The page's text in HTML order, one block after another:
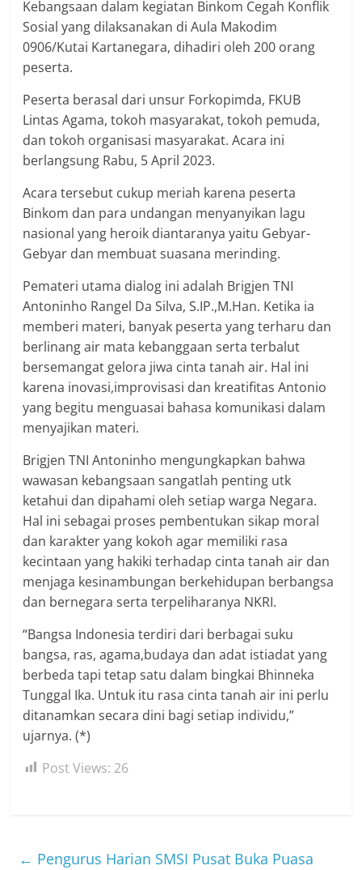
Kebangsaan dalam kegiatan Binkom Cegah Konflik
Sosial yang dilaksanakan di Aula Makodim
0906/Kutai Kartanegara, dihadiri oleh 200 orang
peserta.
Peserta berasal dari unsur Forkopimda, FKUB
Lintas Agama, tokoh masyarakat, tokoh pemuda,
dan tokoh organisasi masyarakat. Acara ini
berlangsung Rabu, 5 April 2023.
Acara tersebut cukup meriah karena peserta
Binkom dan para undangan menyanyikan lagu
nasional yang heroik diantaranya yaitu Gebyar-
Gebyar dan membuat suasana merinding.
Pemateri utama dialog ini adalah Brigjen TNI
Antoninho Rangel Da Silva, S.IP.,M.Han. Ketika ia
memberi materi, banyak peserta yang terharu dan
berlinang air mata kebanggaan serta terbalut
bersemangat gelora jiwa cinta tanah air. Hal ini
karena inovasi,improvisasi dan kreatifitas Antonio
yang begitu menguasai bahasa komunikasi dalam
menyajikan materi.
Brigjen TNI Antoninho mengungkapkan bahwa
wawasan kebangsaan sangatlah penting utk
ketahui dan dipahami oleh setiap warga Negara.
Hal ini sebagai proses pembentukan sikap moral
dan karakter yang kokoh agar memiliki rasa
kecintaan yang hakiki terhadap cinta tanah air dan
menjaga kesinambungan berkehidupan berbangsa
dan bernegara serta terpeliharanya NKRI.
“Bangsa Indonesia terdiri dari berbagai suku
bangsa, ras, agama,budaya dan adat istiadat yang
berbeda tapi tetap satu dalam bingkai Bhinneka
Tunggal Ika. Untuk itu rasa cinta tanah air ini perlu
ditanamkan secara dini bagi setiap individu,”
ujarnya. (*)
Post Views: 26
← Pengurus Harian SMSI Pusat Buka Puasa